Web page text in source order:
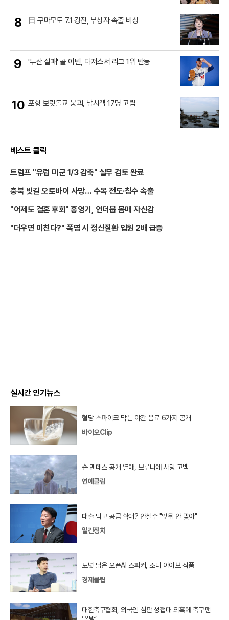
8 日 구마모토 7.1 강진, 부상자 속출 비상
9 '두산 실패' 콜 어빈, 다저스서 리그 1위 반등
10 포항 보릿돌교 붕괴, 낚시객 17명 고립
베스트 클릭
트럼프 "유럽 미군 1/3 감축" 실무 검토 완료
충북 빗길 오토바이 사망… 수목 전도·침수 속출
"어제도 결혼 후회" 홍영기, 언더붑 몸매 자신감
"더우면 미친다?" 폭염 시 정신질환 입원 2배 급증
실시간 인기뉴스
혈당 스파이크 막는 야간 음료 6가지 공개
바이오Clip
숀 멘데스 공개 열애, 브루나에 사랑 고백
연예클립
대출 막고 공급 확대? 안철수 "앞뒤 안 맞아"
일간정치
도넛 닮은 오픈AI 스피커, 조니 아이브 작품
경제클립
대한축구협회, 외국인 심판 성접대 의혹에 축구팬